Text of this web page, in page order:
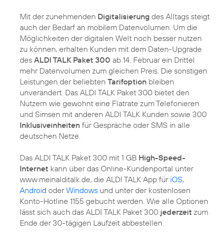
Mit der zunehmenden Digitalisierung des Alltags steigt
auch der Bedarf an mobilem Datenvolumen. Um die
Möglichkeiten der digitalen Welt noch besser nutzen
zu können, erhalten Kunden mit dem Daten-Upgrade
des ALDI TALK Paket 300 ab 14. Februar ein Drittel
mehr Datenvolumen zum gleichen Preis. Die sonstigen
Leistungen der beliebten Tarifoption bleiben
unverändert. Das ALDI TALK Paket 300 bietet den
Nutzern wie gewohnt eine Flatrate zum Telefonieren
und Simsen mit anderen ALDI TALK Kunden sowie 300
Inklusiveinheiten für Gespräche oder SMS in alle
deutschen Netze.
Das ALDI TALK Paket 300 mit 1 GB High-Speed-
Internet kann über das Online-Kundenportal unter
www.meinalditalk.de, die ALDI TALK App für iOS,
Android oderWindows und unter der kostenlosen
Konto-Hotline 1155 gebucht werden. Wie alle Optionen
lässt sich auch das ALDI TALK Paket 300 jederzeit zum
Ende der 30-tägigen Laufzeit abbestellen.